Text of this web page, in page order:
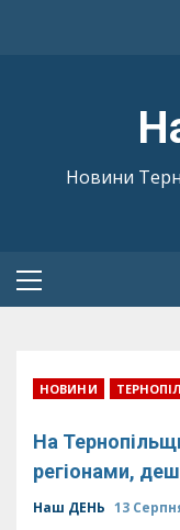
Новини
Primary
НОВИНИ
На
регіонами,
Наш ДЕНЬ 13